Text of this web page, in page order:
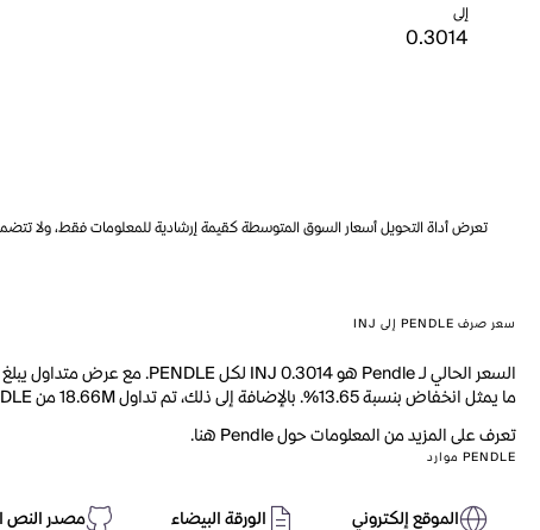
إلى
تعرض أداة التحويل أسعار السوق المتوسطة كقيمة إرشادية للمعلومات فقط، ولا
سعر صرف PENDLE إلى INJ
ما يمثل انخفاض بنسبة 13.65%. بالإضافة إلى ذلك، تم تداول 18.66M من PENDLE خلال اليوم الماضي.
تعرف على المزيد من المعلومات حول Pendle هنا.
PENDLE موارد
الموقع إلكتروني الورقة البيضاء مصدر النص